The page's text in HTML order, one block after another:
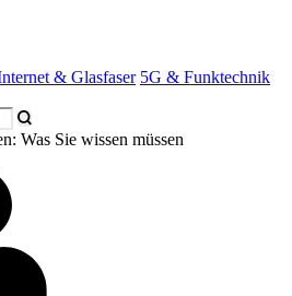
& Glasfaser 5G & Funktechnik
Was Sie wissen müssen